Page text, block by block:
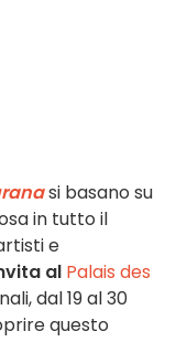
si basano su
in tutto il
e
al Palais des
dal 19 al 30
questo